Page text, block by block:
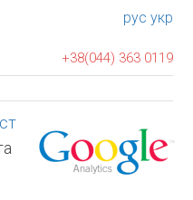
рус укр
+38(044) 363 0119